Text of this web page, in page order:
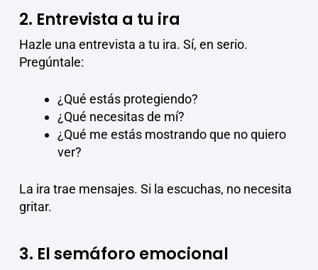
2. Entrevista a tu ira
Hazle una entrevista a tu ira. Sí, en serio.
Pregúntale:
¿Qué estás protegiendo?
¿Qué necesitas de mí?
¿Qué me estás mostrando que no quiero
ver?
La ira trae mensajes. Si la escuchas, no necesita
gritar.
3. El semáforo emocional